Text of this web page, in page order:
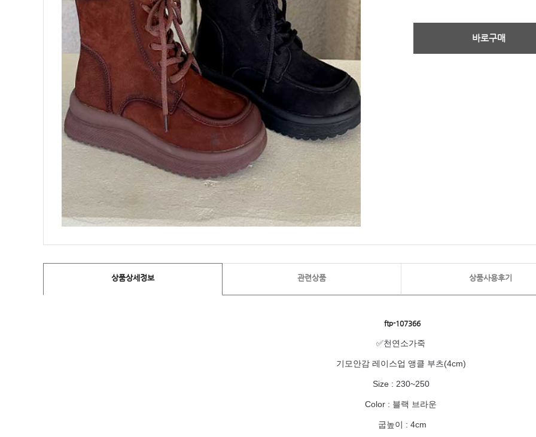
바로구매
상품상세정보 관련상품 상품사용후기
ftp- 107366
✅천연소가죽
기모안감 레이스업 앵클 부츠(4cm)
Size : 230~250
Color : 블랙 브라운
굽높이 : 4cm